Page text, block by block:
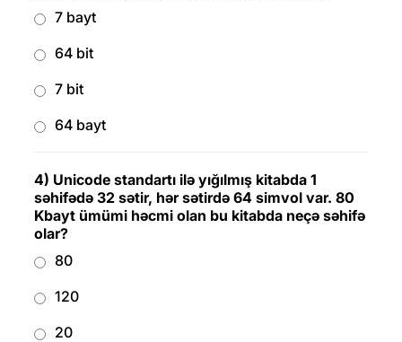
7 bayt
64 bit
7 bit
64 bayt
4) Unicode standartı ilə yığılmış kitabda 1
səhifədə 32 sətir, hər sətirdə 64 simvol var. 80
Kbayt ümümi həcmi olan bu kitabda neçə səhifə
olar?
80
120
20